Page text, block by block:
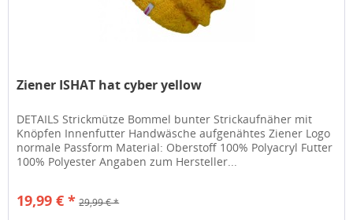
Ziener ISHAT hat cyber yellow
DETAILS Strickmütze Bommel bunter Strickaufnäher mit
Knöpfen Innenfutter Handwäsche aufgenähtes Ziener Logo
normale Passform Material: Oberstoff 100% Polyacryl Futter
100% Polyester Angaben zum Hersteller...
19,99 € * 29,99 € *